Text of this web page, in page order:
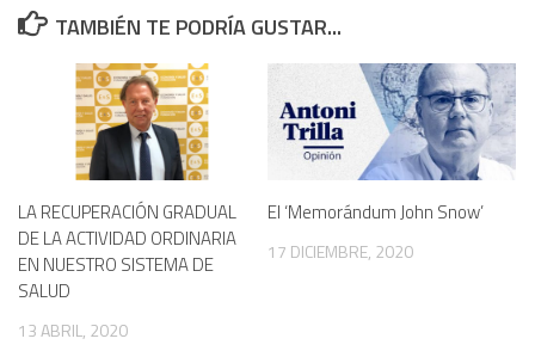
TAMBIÉN TE PODRÍA GUSTAR...
LA RECUPERACIÓN GRADUAL
DE LA ACTIVIDAD ORDINARIA
EN NUESTRO SISTEMA DE
SALUD
13 ABRIL, 2020
El ‘Memorándum John Snow’
17 DICIEMBRE, 2020